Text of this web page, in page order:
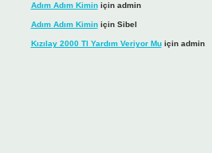
Adım Adım Kiminiçin admin
Adım Adım Kiminiçin Sibel
Kızılay 2000 Tl Yardım Veriyor Muiçin admin